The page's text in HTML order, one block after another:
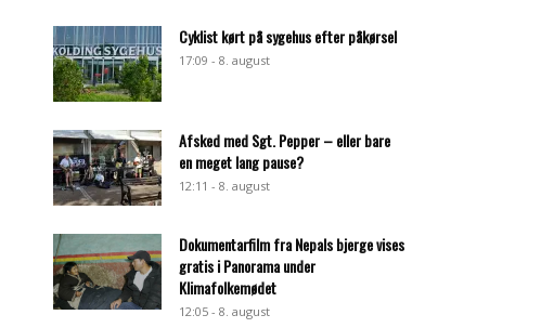
Cyklist kørt på sygehus efter påkørsel
17:09 - 8. august
Afsked med Sgt. Pepper – eller bare
en meget lang pause?
12:11 - 8. august
Dokumentarfilm fra Nepals bjerge vises
gratis i Panorama under
Klimafolkemødet
12:05 - 8. august